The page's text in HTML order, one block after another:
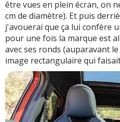
être vues en plein écran, on
cm de diamètre). Et puis
j'avouerai que ça lui confère
pour une fois la marque est
avec ses ronds (auparavant
image rectangulaire qui